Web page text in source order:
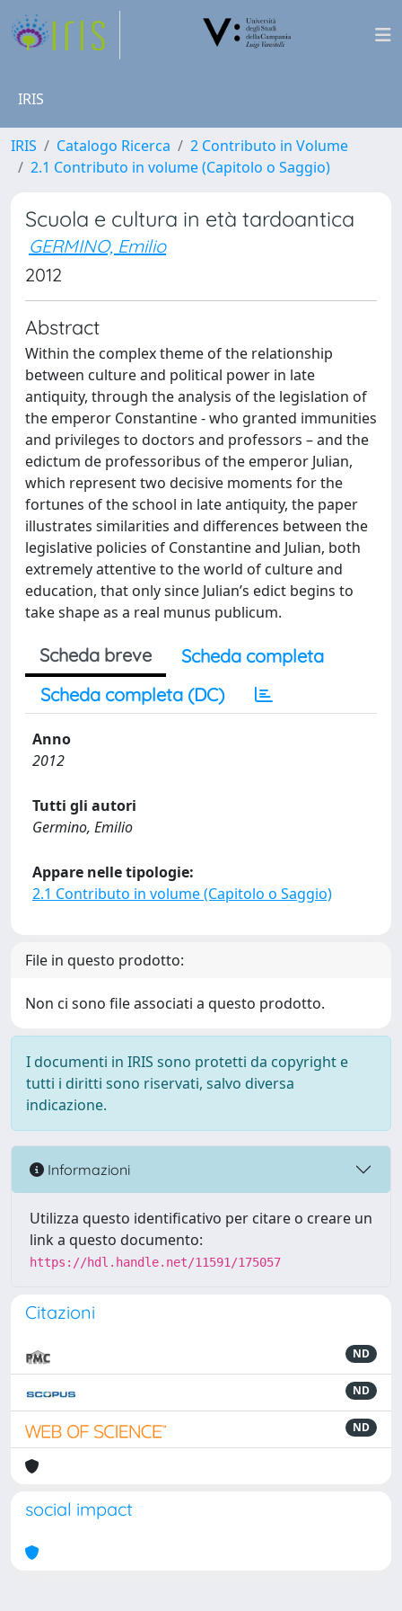
IRIS
IRIS Catalogo Ricerca
2 Contributo in Volume
2.1 Contributo in volume (Capitolo o Saggio)
Scuola e cultura in età tardoantica
GERMINO, Emilio
2012
Abstract
Within the complex theme of the relationship
between culture and political power in late
antiquity, through the analysis of the legislation of
the emperor Constantine - who granted immunities
and privileges to doctors and professors – and the
edictum de professoribus of the emperor Julian,
which represent two decisive moments for the
fortunes of the school in late antiquity, the paper
illustrates similarities and differences between the
legislative policies of Constantine and Julian, both
extremely attentive to the world of culture and
education, that only since Julian’s edict begins to
take shape as a real munus publicum.
Scheda breve
Scheda completa
Scheda completa (DC)
Anno
2012
Tutti gli autori
Germino, Emilio
Appare nelle tipologie:
2.1 Contributo in volume (Capitolo o Saggio)
File in questo prodotto:
Non ci sono file associati a questo prodotto.
I documenti in IRIS sono protetti da copyright e
tutti i diritti sono riservati, salvo diversa
indicazione.
Informazioni
Utilizza questo identificativo per citare o creare un
link a questo documento:
https://hdl.handle.net/11591/175057
Citazioni
ND
ND
ND
social impact